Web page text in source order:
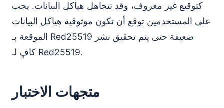
كتوقيع غير معروف، وقد تتجاهل هياكل البيانات. يجب
على المستخدمين توقع أن تكون موثوقية هياكل البيانات
الموقعة بـ Red25519 ضعيفة حتى يتم تحقيق نشر
كافٍ لـ Red25519.
متجهات الاختبار